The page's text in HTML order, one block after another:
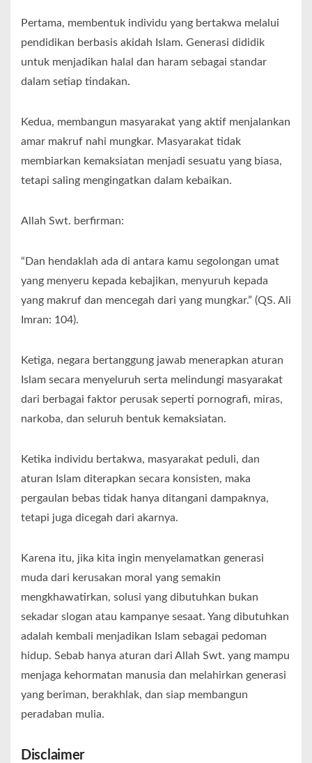
Pertama, membentuk individu yang bertakwa melalui
pendidikan berbasis akidah Islam. Generasi dididik
untuk menjadikan halal dan haram sebagai standar
dalam setiap tindakan.
Kedua, membangun masyarakat yang aktif menjalankan
amar makruf nahi mungkar. Masyarakat tidak
membiarkan kemaksiatan menjadi sesuatu yang biasa,
tetapi saling mengingatkan dalam kebaikan.
Allah Swt. berfirman:
“Dan hendaklah ada di antara kamu segolongan umat
yang menyeru kepada kebajikan, menyuruh kepada
yang makruf dan mencegah dari yang mungkar.” (QS. Ali
Imran: 104).
Ketiga, negara bertanggung jawab menerapkan aturan
Islam secara menyeluruh serta melindungi masyarakat
dari berbagai faktor perusak seperti pornografi, miras,
narkoba, dan seluruh bentuk kemaksiatan.
Ketika individu bertakwa, masyarakat peduli, dan
aturan Islam diterapkan secara konsisten, maka
pergaulan bebas tidak hanya ditangani dampaknya,
tetapi juga dicegah dari akarnya.
Karena itu, jika kita ingin menyelamatkan generasi
muda dari kerusakan moral yang semakin
mengkhawatirkan, solusi yang dibutuhkan bukan
sekadar slogan atau kampanye sesaat. Yang dibutuhkan
adalah kembali menjadikan Islam sebagai pedoman
hidup. Sebab hanya aturan dari Allah Swt. yang mampu
menjaga kehormatan manusia dan melahirkan generasi
yang beriman, berakhlak, dan siap membangun
peradaban mulia.
Disclaimer